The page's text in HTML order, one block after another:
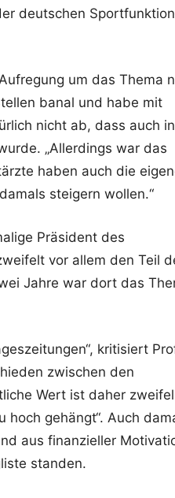
deutschen
um das Thema
banal und habe mit
nicht ab, dass auch
„Allerdings war das
haben auch die
steigern wollen.“
Präsident des
vor allem den Teil
Jahre war dort das
kritisiert
zwischen den
Wert ist daher
gehängt“. Auch
aus finanzieller
standen.